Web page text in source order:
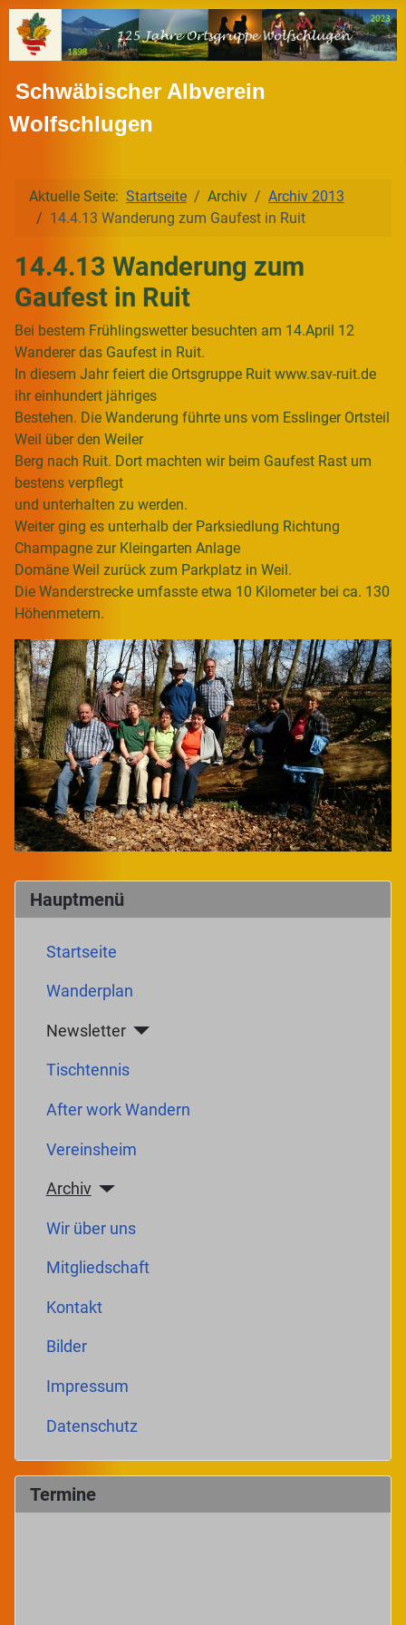
Schwäbischer Albverein
Wolfschlugen
Hauptmenü
Startseite
Wanderplan
Newsletter
Tischtennis
After work Wandern
Vereinsheim
Archiv
Wir über uns
Mitgliedschaft
Kontakt
Bilder
Impressum
Datenschutz
Termine
Aktuelle Seite: Startseite Archiv
Archiv 2013
14.4.13 Wanderung zum Gaufest in Ruit
14.4.13 Wanderung zum
Gaufest in Ruit
Bei bestem Frühlingswetter besuchten am 14.April 12
Wanderer das Gaufest in Ruit.
In diesem Jahr feiert die Ortsgruppe Ruit www.sav-ruit.de
ihr einhundert jähriges
Bestehen. Die Wanderung führte uns vom Esslinger Ortsteil
Weil über den Weiler
Berg nach Ruit. Dort machten wir beim Gaufest Rast um
bestens verpflegt
und unterhalten zu werden.
Weiter ging es unterhalb der Parksiedlung Richtung
Champagne zur Kleingarten Anlage
Domäne Weil zurück zum Parkplatz in Weil.
Die Wanderstrecke umfasste etwa 10 Kilometer bei ca. 130
Höhenmetern.